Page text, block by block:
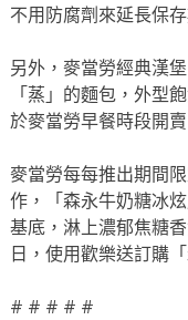
不用防腐劑來延長保
另外，麥當勞經典漢
「蒸」的麵包，外型
於麥當勞早餐時段開
麥當勞每每推出期間
作，「森永牛奶糖冰
基底，淋上濃郁焦糖
日，使用歡樂送訂購
# # # # #